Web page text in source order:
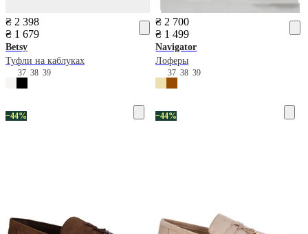
₴ 2 398
₴ 1 679
Betsy
Туфли на каблуках
37 38 39
₴ 2 700
₴ 1 499
Navigator
Лоферы
373839
−44% −44%